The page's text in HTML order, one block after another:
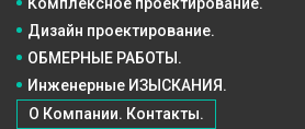
ОБМЕРНЫЕ РАБОТЫ.
Инженерные ИЗЫСКАНИЯ.
О Компании. Контакты.
Дизайн проектирование.